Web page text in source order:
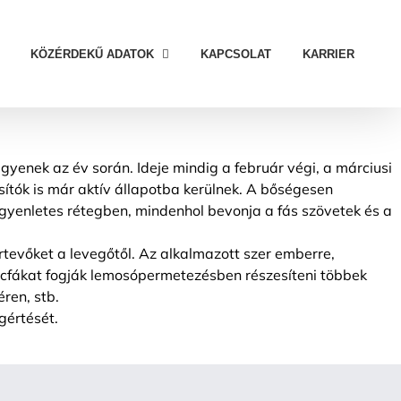
KÖZÉRDEKŰ ADATOK KAPCSOLAT KARRIER
az év során. Ideje mindig a február végi, a márciusi
is már aktív állapotba kerülnek. A bőségesen
rétegben, mindenhol bevonja a fás szövetek és a
a levegőtől. Az alkalmazott szer emberre,
fogják lemosópermetezésben részesíteni többek
stb.